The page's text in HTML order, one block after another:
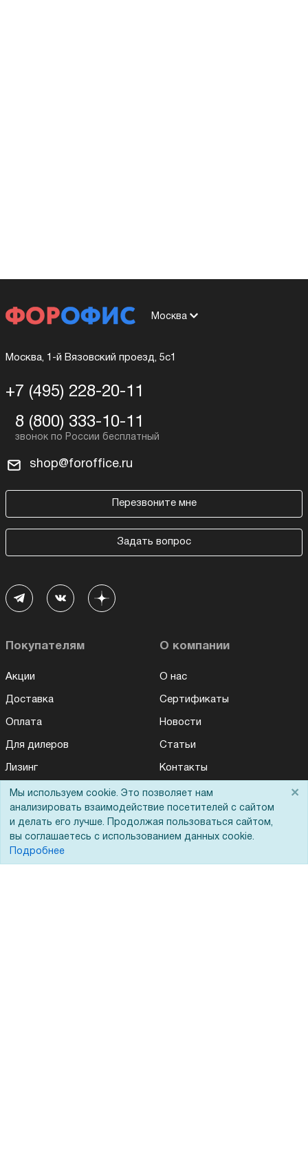
Москва
Москва, 1-й Вязовский проезд, 5с1
+7 (495) 228-20-11
8 (800) 333-10-11
shop@foroffice.ru
Перезвоните мне
Задать вопрос
Покупателям
Акции
Доставка
Оплата
Для дилеров
Лизинг
Кредитование
Госучреждениям
Тендеры
Бренды
О компании
О нас
Сертификаты
Новости
Статьи
Контакты
Демопоказ
Мы используем cookie. Это позволяет нам
анализировать взаимодействие посетителей с сайтом
и делать его лучше. Продолжая пользоваться сайтом,
вы соглашаетесь с использованием данных cookie.
Подробнее
×